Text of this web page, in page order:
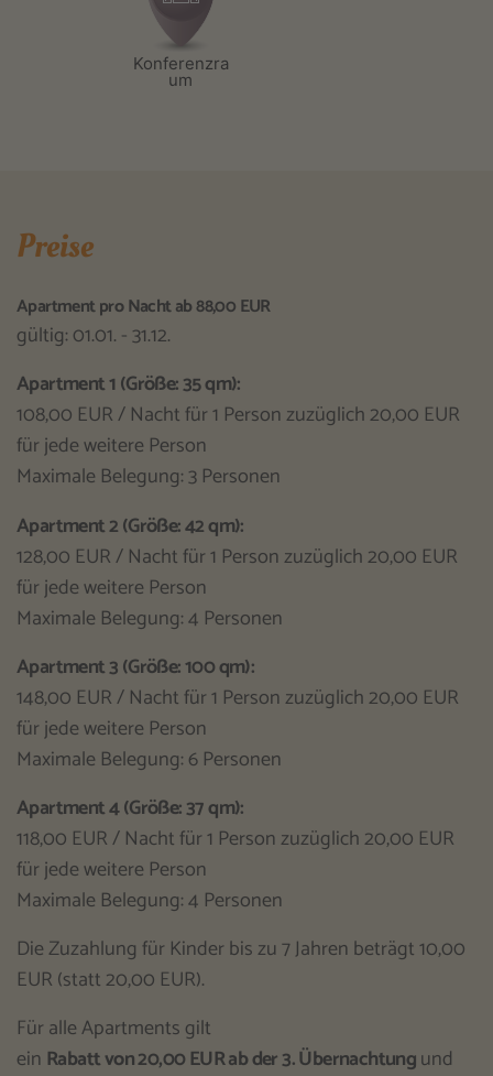
Konferenzra
um
Preise
Apartment pro Nacht ab 88,00 EUR
gültig: 01.01. - 31.12.
Apartment 1 (Größe: 35 qm):
108,00 EUR / Nacht für 1 Person zuzüglich 20,00 EUR
für jede weitere Person
Maximale Belegung: 3 Personen
Apartment 2 (Größe: 42 qm):
128,00 EUR / Nacht für 1 Person zuzüglich 20,00 EUR
für jede weitere Person
Maximale Belegung: 4 Personen
Apartment 3 (Größe: 100 qm):
148,00 EUR / Nacht für 1 Person zuzüglich 20,00 EUR
für jede weitere Person
Maximale Belegung: 6 Personen
Apartment 4 (Größe: 37 qm):
118,00 EUR / Nacht für 1 Person zuzüglich 20,00 EUR
für jede weitere Person
Maximale Belegung: 4 Personen
Die Zuzahlung für Kinder bis zu 7 Jahren beträgt 10,00
EUR (statt 20,00 EUR).
Für alle Apartments gilt
ein Rabatt von 20,00 EUR ab der 3. Übernachtungund